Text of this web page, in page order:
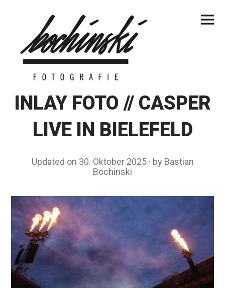
Menu
INLAY FOTO // CASPER
LIVE IN BIELEFELD
Updated on 30. Oktober 20252
2
0
2
5
by Bastian
Bochinski